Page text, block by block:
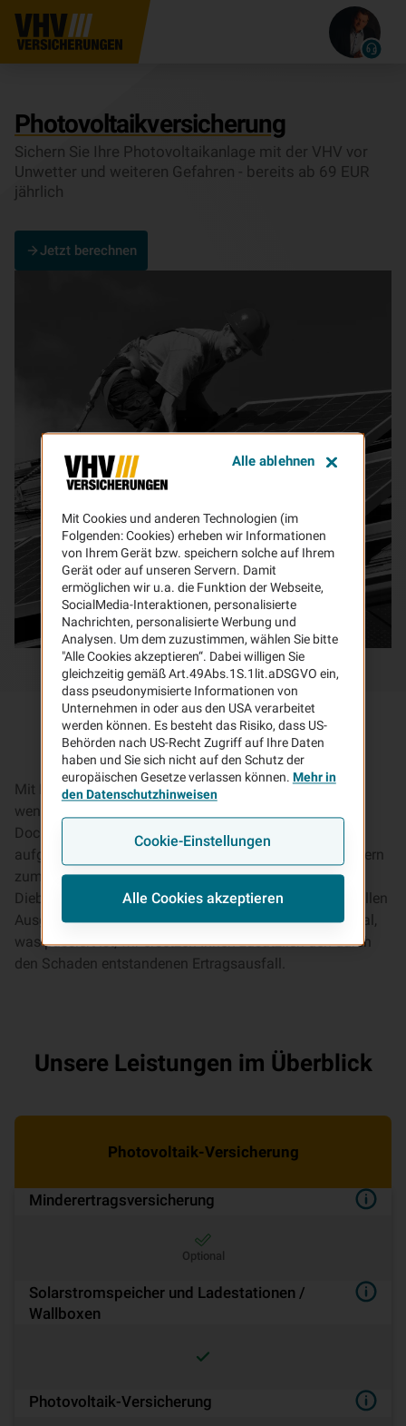
Pho­to­vol­ta­ik­ver­si­che­rung
Sichern Sie Ihre Pho­to­vol­ta­ik­an­lage mit der VHV vor
Unwetter und weiteren Gefahren - bereits ab 69 EUR
jährlich
Jetzt berechnen
Mit Ihrer Photovoltaikanlage tragen Sie dazu bei, dass
weniger CO2 produziert und die Umwelt geschont wird.
Doch die Gefahr eines Schadens ist groß. Nicht nur
aufgrund der immer heftiger werdenden Unwetter, sondern
zum Beispiel auch durch Überspannung, Tierbisse oder
Diebstahl. Die Photovoltaikversicherung leistet finanziellen
Ausgleich bei Schäden an Ihrer Photovoltaikanlage. Egal,
was passiert ist, wir ersetzen Ihnen zusätzlich den durch
den Schaden entstandenen Ertragsausfall.
Unsere Leistungen im Überblick
Pho­to­vol­ta­ik-Ver­si­che­rung
Minderertrags­ver­si­che­rung
Optional
Solarstromspeicher und Ladestationen /
Wallboxen
Pho­to­vol­ta­ik-Ver­si­che­rung
Mit Cookies und anderen Technologien (im
Folgenden: Cookies) erheben wir Informationen
von Ihrem Gerät bzw. speichern solche auf Ihrem
Gerät oder auf unseren Servern. Damit
ermöglichen wir u.a. die Funktion der Webseite,
SocialMedia-Interaktionen, personalisierte
Nachrichten, personalisierte Werbung und
Analysen. Um dem zuzustimmen, wählen Sie bitte
"Alle Cookies akzeptieren“. Dabei willigen Sie
gleichzeitig gemäß Art.49Abs.1S.1lit.aDSGVO ein,
dass pseudonymisierte Informationen von
Unternehmen in oder aus den USA verarbeitet
werden können. Es besteht das Risiko, dass US-
Behörden nach US-Recht Zugriff auf Ihre Daten
haben und Sie sich nicht auf den Schutz der
europäischen Gesetze verlassen können. Mehr in
den Datenschutzhinweisen
Cookie-Einstellungen
Alle Cookies akzeptieren
Alle ablehnen